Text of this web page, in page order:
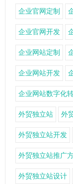
企业官网定制
企业官网开发
企业网站定制
企业网站开发
企业网站数字化
外贸独立站 外
外贸独立站开发
外贸独立站推广
外贸独立站设计